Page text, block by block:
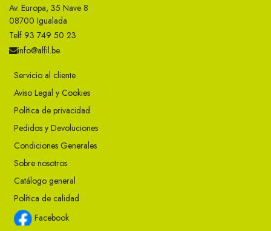
Av. Europa, 35 Nave 8
08700 Igualada
Telf 93 749 50 23
info@alfil.be
Servicio al cliente
Aviso Legal y Cookies
Política de privacidad
Pedidos y Devoluciones
Condiciones Generales
Sobre nosotros
Catálogo general
Política de calidad
Facebook